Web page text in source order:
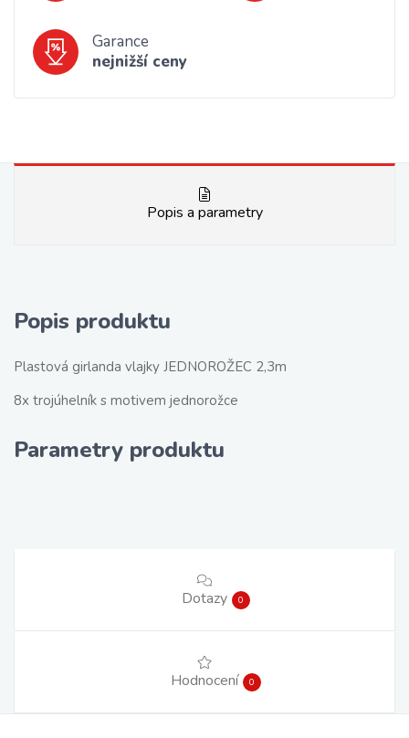
Garance
nejnižší ceny
Popis a parametry
Popis produktu
Plastová girlanda vlajky JEDNOROŽEC 2,3m
8x trojúhelník s motivem jednorožce
Parametry produktu
Dotazy 0
Hodnocení 0